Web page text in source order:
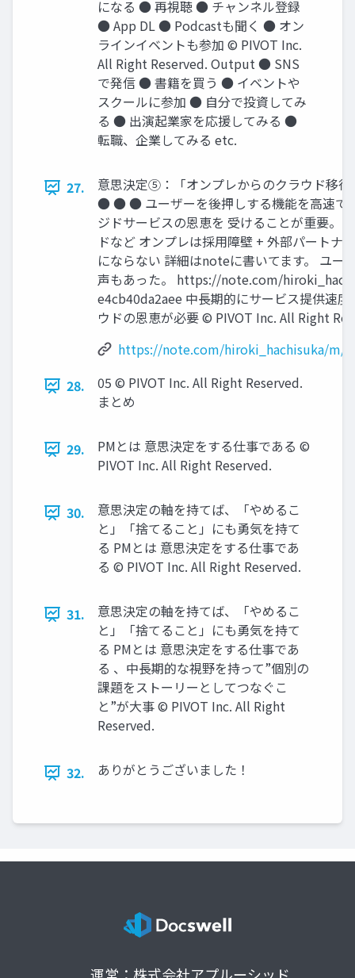
になる ● 再視聴 ● チャンネル登録
● App DL ● Podcastも聞く ● オン
ラインイベントも参加 © PIVOT Inc.
All Right Reserved. Output ● SNS
で発信 ● 書籍を買う ● イベントや
スクールに参加 ● 自分で投資してみ
る ● 出演起業家を応援してみる ●
転職、企業してみる etc.
27.
意思決定⑤：「オンプレからのクラウド移行
● ● ● ユーザーを後押しする機能を高速で
ジドサービスの恩恵を 受けることが重要。
ドなど オンプレは採用障壁 + 外部パートナ
にならない 詳細はnoteに書いてます。 ユー
声もあった。 https://note.com/
e4cb40da2aee 中長期的にサービス提供速
ウドの恩恵が必要 © PIVOT Inc. All Right
https://note.com/hiroki_hachisuka/m/
28.
05 © PIVOT Inc. All Right Reserved.
まとめ
29.
PMとは 意思決定をする仕事である ©
PIVOT Inc. All Right Reserved.
30.
意思決定の軸を持てば、「やめるこ
と」「捨てること」にも勇気を持て
る PMとは 意思決定をする仕事であ
る © PIVOT Inc. All Right Reserved.
31.
意思決定の軸を持てば、「やめるこ
と」「捨てること」にも勇気を持て
る PMとは 意思決定をする仕事であ
る 、中長期的な視野を持って”個別の
課題をストーリーとしてつなぐこ
と”が大事 © PIVOT Inc. All Right
Reserved.
32. ありがとうございました！